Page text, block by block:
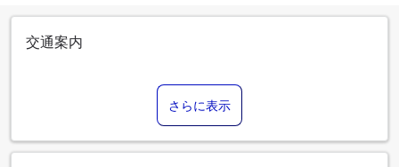
交通案内
さらに表示